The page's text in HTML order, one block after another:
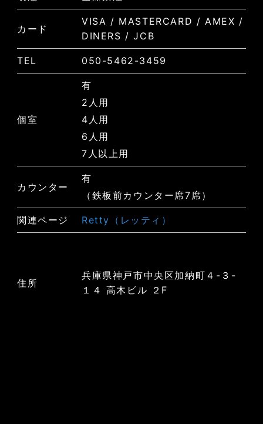
カード
VISA / MASTERCARD / AMEX /
DINERS / JCB
TEL 050-5462-3459
個室
有
2人用
4人用
6人用
7人以上用
カウンター
有
（鉄板前カウンター席7席）
関連ページ Retty（レッティ）
住所
兵庫県神戸市中央区加納町４-３-
１４ 高木ビル ２F